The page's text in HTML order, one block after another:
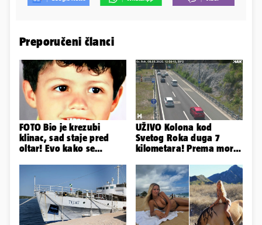
Preporučeni članci
FOTO Bio je krezubi
klinac, sad staje pred
oltar! Evo kako se
UŽIVO Kolona kod
Svetog Roka duga 7
kilometara! Prema moru
zastojima